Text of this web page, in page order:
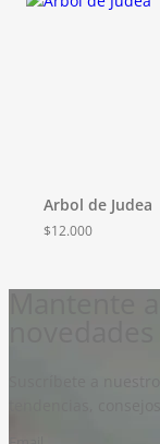
Arbol de Judea
$12.000